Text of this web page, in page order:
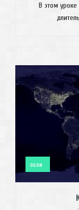
В этом
ОБОИ